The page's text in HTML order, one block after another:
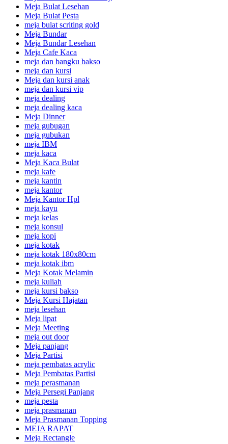
Meja Bulat Lesehan
Meja Bulat Pesta
meja bulat scriting gold
Meja Bundar
Meja Bundar Lesehan
Meja Cafe Kaca
meja dan bangku bakso
meja dan kursi
Meja dan kursi anak
meja dan kursi vip
meja dealing
meja dealing kaca
Meja Dinner
meja gubugan
meja gubukan
meja IBM
meja kaca
Meja Kaca Bulat
meja kafe
meja kantin
meja kantor
Meja Kantor Hpl
meja kayu
meja kelas
meja konsul
meja kopi
meja kotak
meja kotak 180x80cm
meja kotak ibm
Meja Kotak Melamin
meja kuliah
meja kursi bakso
Meja Kursi Hajatan
meja lesehan
Meja lipat
Meja Meeting
meja out door
Meja panjang
Meja Partisi
meja pembatas acrylic
Meja Pembatas Partisi
meja perasmanan
Meja Persegi Panjang
meja pesta
meja prasmanan
Meja Prasmanan Topping
MEJA RAPAT
Meja Rectangle